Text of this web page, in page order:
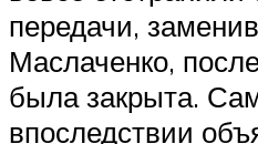
передачи,
Маслаченко,
была закрыта.
впоследствии